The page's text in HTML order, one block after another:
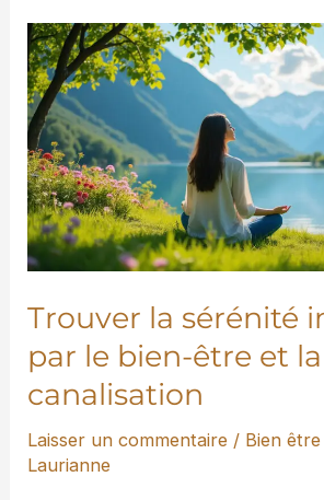
Trouver la sérénité
par le bien-être et la
canalisation
Laisser un commentaire / Bien
Laurianne
Trouver
la
sérénité
intérieure
par
le
bien-
être
la
canalisation